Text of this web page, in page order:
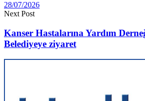
28/07/2026
Next Post
Kanser Hastalarına Yardım
Belediyeye ziyaret